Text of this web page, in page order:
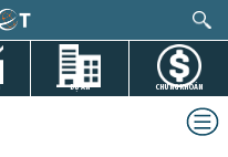
DỰ ÁN CHỨNG KHOÁN